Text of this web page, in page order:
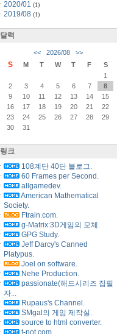
2020/01 (1)
2019/08 (1)
달력
<< 2026/08 >>
S M T W T F
S
1
2
3 4 5 6 7
8
9
10 11 12 13 14
15
16
17 18 19 20 21
22
23
24 25 26 27 28
29
30
31
링크
108계단 40단 블로그.
60 Frames per Second.
allgamedev.
American Mathematical
Society.
Ftrain.com.
g-Matrix:3D게임의 모체.
GPG Study.
Jeff Darcy's Canned
Platypus.
Joel on software.
Nehe Production.
passionate(해드시리즈 집필
자...
Rupaus's Channel.
SMgal의 게임 제작실.
source to html converter.
t-pot.com.